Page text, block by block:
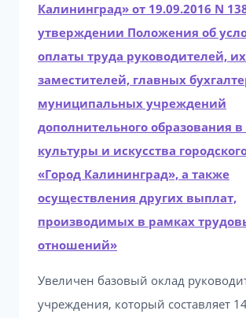
Калининград» от 19.09.2016 N
утверждении Положения об
оплаты труда руководителей, их
заместителей, главных
муниципальных учреждений
дополнительного образования
культуры и искусства
«Город Калининград», а также
осуществления других выплат,
производимых в рамках
отношений»
Увеличен базовый оклад
учреждения, который составляет